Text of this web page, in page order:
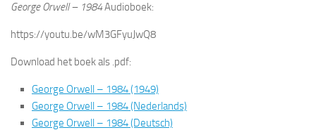
George Orwell – 1984Audioboek:
https://youtu.be/wM3GFyuJwQ8
Download het boek als .pdf:
George Orwell – 1984 (1949)
George Orwell – 1984 (Nederlands)
George Orwell – 1984 (Deutsch)